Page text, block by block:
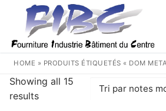
contenu
HOME » PRODUITS ÉTIQUETÉS « DOM
Showing all 15
results
Trié